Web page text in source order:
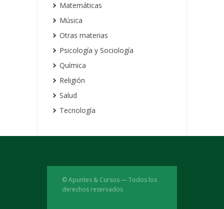
Matemáticas
Música
Otras materias
Psicología y Sociología
Química
Religión
Salud
Tecnología
© Apuntes & Cursos — Todos los
derechos reservados